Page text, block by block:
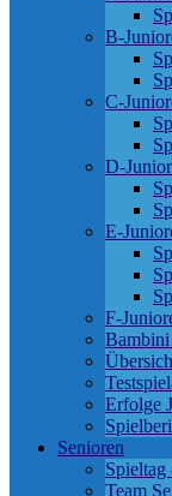
B-
C-
D-
E-
F-
Erfolge
Senioren
Team